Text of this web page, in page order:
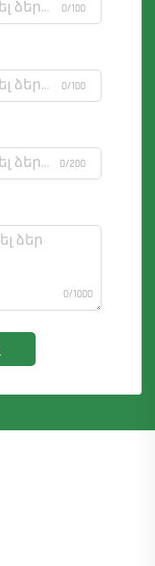
0/100
0/100
0/200
0/1000